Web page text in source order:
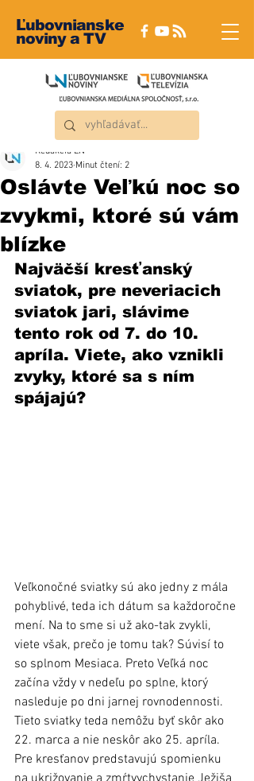
Ľubovnianske
noviny a TV
Oslávte Veľkú noc so
zvykmi, ktoré sú vám
blízke
Redakcia ĽN
8. 4. 2023 Minut čtení: 2
Najväčší kresťanský
sviatok, pre neveriacich
sviatok jari, slávime
tento rok od 7. do 10.
apríla. Viete, ako vznikli
zvyky, ktoré sa s ním
spájajú?
Veľkonočné sviatky sú ako jedny z mála
pohyblivé, teda ich dátum sa každoročne
mení. Na to sme si už ako-tak zvykli,
viete však, prečo je tomu tak? Súvisí to
so splnom Mesiaca. Preto Veľká noc
začína vždy v nedeľu po splne, ktorý
nasleduje po dni jarnej rovnodennosti.
Tieto sviatky teda nemôžu byť skôr ako
22. marca a nie neskôr ako 25. apríla.
Pre kresťanov predstavujú spomienku